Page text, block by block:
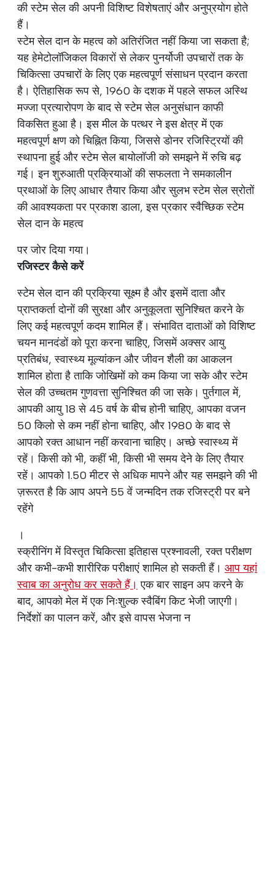
की स्टेम सेल की अपनी विशिष्ट विशेषताएं और अनुप्रयोग होते
हैं।
स्टेम सेल दान के महत्व को अतिरंजित नहीं किया जा सकता है;
यह हेमेटोलॉजिकल विकारों से लेकर पुनर्योजी उपचारों तक के
चिकित्सा उपचारों के लिए एक महत्वपूर्ण संसाधन प्रदान करता
है। ऐतिहासिक रूप से, 1960 के दशक में पहले सफल अस्थि
मज्जा प्रत्यारोपण के बाद से स्टेम सेल अनुसंधान काफी
विकसित हुआ है। इस मील के पत्थर ने इस क्षेत्र में एक
महत्वपूर्ण क्षण को चिह्नित किया, जिससे डोनर रजिस्ट्रियों की
स्थापना हुई और स्टेम सेल बायोलॉजी को समझने में रुचि बढ़
गई। इन शुरुआती प्रक्रियाओं की सफलता ने समकालीन
प्रथाओं के लिए आधार तैयार किया और सुलभ स्टेम सेल स्रोतों
की आवश्यकता पर प्रकाश डाला, इस प्रकार स्वैच्छिक स्टेम
सेल दान के महत्व
पर जोर दिया गया।
रजिस्टर कैसे करें
स्टेम सेल दान की प्रक्रिया सूक्ष्म है और इसमें दाता और
प्राप्तकर्ता दोनों की सुरक्षा और अनुकूलता सुनिश्चित करने के
लिए कई महत्वपूर्ण कदम शामिल हैं। संभावित दाताओं को विशिष्ट
चयन मानदंडों को पूरा करना चाहिए, जिसमें अक्सर आयु
प्रतिबंध, स्वास्थ्य मूल्यांकन और जीवन शैली का आकलन
शामिल होता है ताकि जोखिमों को कम किया जा सके और स्टेम
सेल की उच्चतम गुणवत्ता सुनिश्चित की जा सके। पुर्तगाल में,
आपकी आयु 18 से 45 वर्ष के बीच होनी चाहिए, आपका वजन
50 किलो से कम नहीं होना चाहिए, और 1980 के बाद से
आपको रक्त आधान नहीं करवाना चाहिए। अच्छे स्वास्थ्य में
रहें। किसी को भी, कहीं भी, किसी भी समय देने के लिए तैयार
रहें। आपको 1.50 मीटर से अधिक मापने और यह समझने की भी
ज़रूरत है कि आप अपने 55 वें जन्मदिन तक रजिस्ट्री पर बने
रहेंगे
।
स्क्रीनिंग में विस्तृत चिकित्सा इतिहास प्रश्नावली, रक्त परीक्षण
और कभी-कभी शारीरिक परीक्षाएं शामिल हो सकती हैं। आप यहां
स्वाब का अनुरोध कर सकते हैं। एक बार साइन अप करने के
बाद, आपको मेल में एक निःशुल्क स्वैबिंग किट भेजी जाएगी।
निर्देशों का पालन करें, और इसे वापस भेजना न